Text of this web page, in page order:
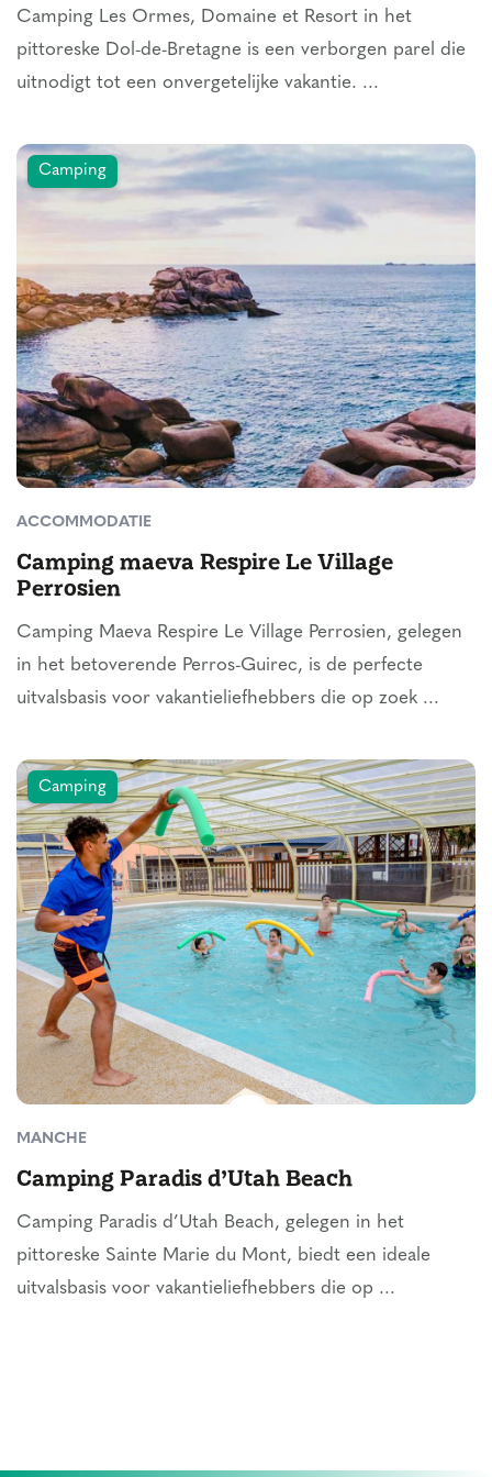
Camping Les Ormes, Domaine et Resort in het
pittoreske Dol-de-Bretagne is een verborgen parel die
uitnodigt tot een onvergetelijke vakantie. ...
Camping
ACCOMMODATIE
Camping maeva Respire Le Village
Perrosien
Camping Maeva Respire Le Village Perrosien, gelegen
in het betoverende Perros-Guirec, is de perfecte
uitvalsbasis voor vakantieliefhebbers die op zoek ...
Camping
MANCHE
Camping Paradis d’Utah Beach
Camping Paradis d’Utah Beach, gelegen in het
pittoreske Sainte Marie du Mont, biedt een ideale
uitvalsbasis voor vakantieliefhebbers die op ...